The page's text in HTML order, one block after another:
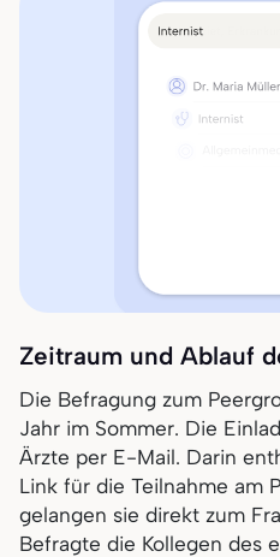
Zeitraum und Ablauf
Die Befragung zum
Jahr im Sommer. Die
Ärzte per E-Mail. Darin
Link für die Teilnahme am
gelangen sie direkt zum
Befragte die Kollegen des